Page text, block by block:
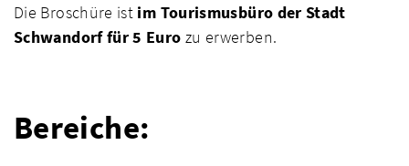
Die Broschüre ist im Tourismusbüro der Stadt
Schwandorf für 5 Euro zu erwerben.
Bereiche: